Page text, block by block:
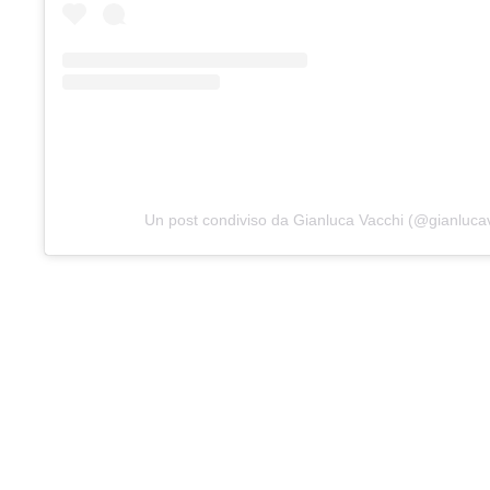
Un post condiviso da Gianluca Vacchi